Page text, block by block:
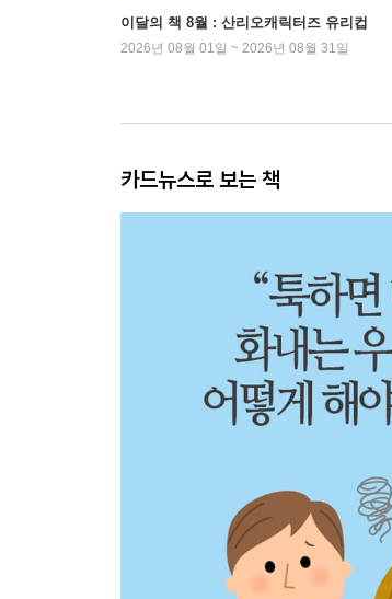
이달의 책 8월 : 산리오캐릭터즈 유리컵
2026년 08월 01일 ~ 2026년 08월 31일
카드뉴스로 보는 책